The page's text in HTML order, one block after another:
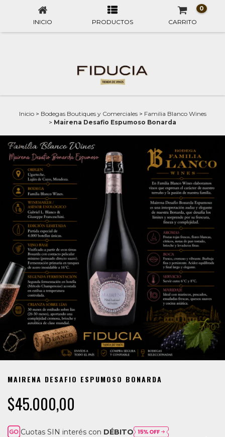
INICIO PRODUCTOS CARRITO
0
Inicio > Bodegas Boutiques y Comerciales > Familia Blanco Wines
> Mairena Desafio Espumoso Bonarda
MAIRENA DESAFIO ESPUMOSO BONARDA
$45.000,00
Cuotas SIN interés con DÉBITO